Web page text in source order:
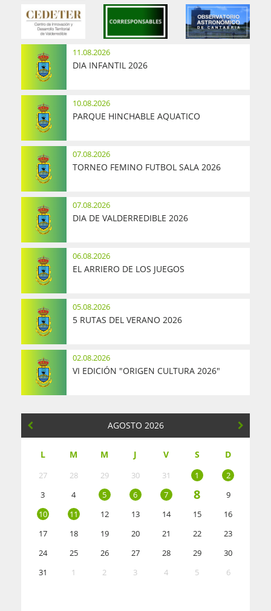
11.08.2026
DIA INFANTIL 2026
10.08.2026
PARQUE HINCHABLE AQUATICO
07.08.2026
TORNEO FEMINO FUTBOL SALA 2026
07.08.2026
DIA DE VALDERREDIBLE 2026
06.08.2026
EL ARRIERO DE LOS JUEGOS
05.08.2026
5 RUTAS DEL VERANO 2026
02.08.2026
VI EDICIÓN "ORIGEN CULTURA 2026"
AGOSTO 2026
L M M J V S D
27 28 29 30 31 1
2
3
4 5 6 7 8
9
10
11 12 13 14 15
16
17
18 19 20 21 22
23
24
25 26 27 28 29
30
31
1 2 3 4 5 6